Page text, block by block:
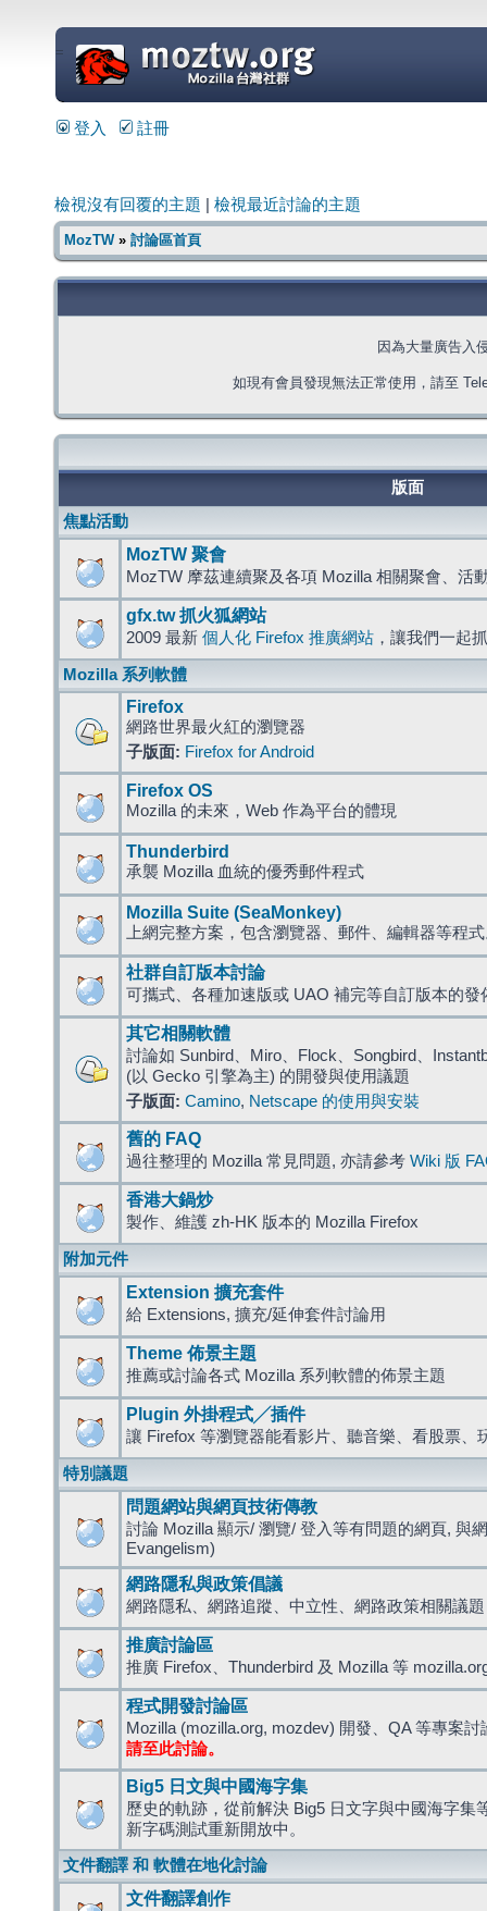
=
登入 註冊
檢視沒有回覆的主題 檢視最近討論的主題
MozTW» 討論區首頁
因為大量廣告入
如現有會員發現無法正常使用，請至
版面
焦點活動
MozTW 聚會
MozTW 摩茲連續聚及各項 Mozilla 相關聚會、活
gfx.tw 抓火狐網站
2009 最新 個人化 Firefox 推廣網站 ，讓我們一起
Mozilla 系列軟體
Firefox
網路世界最火紅的瀏覽器
子版面: Firefox for Android
Firefox OS
Mozilla 的未來，Web 作為平台的體現
Thunderbird
承襲 Mozilla 血統的優秀郵件程式
Mozilla Suite (SeaMonkey)
上網完整方案，包含瀏覽器、郵件、編輯器等程
社群自訂版本討論
可攜式、各種加速版或 UAO 補完等自訂版本的發
其它相關軟體
討論如 Sunbird、Miro、Flock、Songbird、
(以 Gecko 引擎為主) 的開發與使用議題
子版面: Camino, Netscape 的使用與安裝
舊的 FAQ
過往整理的 Mozilla 常見問題, 亦請參考 Wiki 版
香港大鍋炒
製作、維護 zh-HK 版本的 Mozilla Firefox
附加元件
Extension 擴充套件
給 Extensions, 擴充/延伸套件討論用
Theme 佈景主題
推薦或討論各式 Mozilla 系列軟體的佈景主題
Plugin 外掛程式╱插件
讓 Firefox 等瀏覽器能看影片、聽音樂、看股票、
特別議題
問題網站與網頁技術傳教
討論 Mozilla 顯示/ 瀏覽/ 登入等有問題的網頁, 與
Evangelism)
網路隱私與政策倡議
網路隱私、網路追蹤、中立性、網路政策相關議題
推廣討論區
推廣 Firefox、Thunderbird 及 Mozilla 等
程式開發討論區
Mozilla (mozilla.org, mozdev) 開發、QA 等專案討
請至此討論。
Big5 日文與中國海字集
歷史的軌跡，從前解決 Big5 日文字與中國海字集
新字碼測試重新開放中。
文件翻譯 和 軟體在地化討論
文件翻譯創作